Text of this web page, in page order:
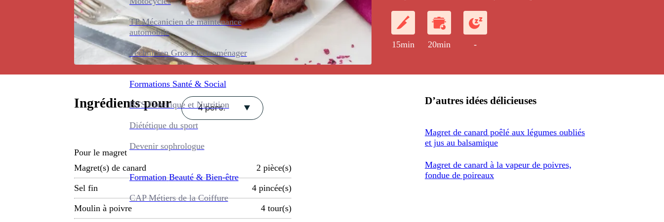
TP Mécanicien de maintenance
automobile
Technicien Gros Électroménager
Formations Santé & Social
BTS Diététique et Nutrition
Diététique du sport
Devenir sophrologue
Formation Beauté & Bien-être
CAP Métiers de la Coiffure
15min 20min -
Ingrédients pour 4 pers.
Pour le magret
Magret(s) de canard
2 pièce(s)
Sel fin 4 pincée(s)
Moulin à poivre 4 tour(s)
D’autres idées délicieuses
Magret de canard poêlé aux légumes oubliés
et jus au balsamique
Magret de canard à la vapeur de poivres,
fondue de poireaux